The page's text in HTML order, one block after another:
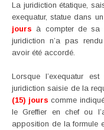
La juridiction étatique,
exequatur, statue dans
jours à compter de sa
juridiction n’a pas
avoir été accordé.
Lorsque l’exequatur
juridiction saisie de la
(15) jours comme
le Greffier en chef ou
apposition de la formule